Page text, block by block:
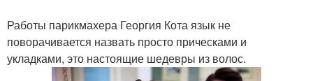
Работы парикмахера Георгия Кота язык не
поворачивается назвать просто прическами и
укладками, это настоящие шедевры из волос.